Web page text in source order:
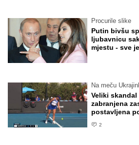
Procurile slike
Putin bivšu
ljubavnicu
mjestu - sve
Na meču
Veliki skandal
zabranjena
postavljena
2